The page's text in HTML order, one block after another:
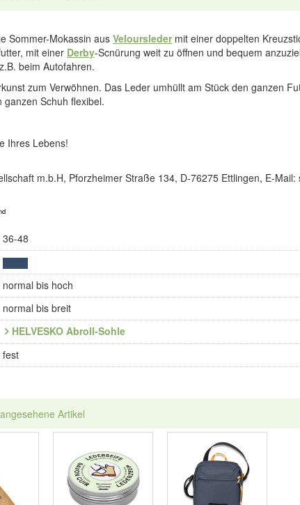
Sommer-Mokassin ausVeloursledermit einer doppelten
mit einer Derby-Scnürung weit zu öffnen und bequem
beim Autofahren.
zum Verwöhnen. Das Leder umhüllt am Stück den ganzen
Schuh flexibel.
Ihres Lebens!
m.b.H, Pforzheimer Straße 134, D-76275 Ettlingen, E-
36-48
normal bis hoch
normal bis breit
HELVESKO Abroll-Sohle
fest
Artikel